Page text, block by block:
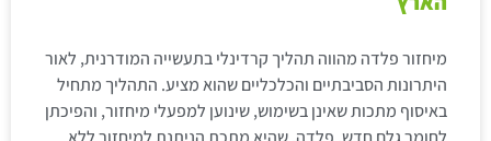
מיחזור פלדה מהווה תהליך קרדינלי בתעשייה המודרנית, לאור
היתרונות הסביבתיים והכלכליים שהוא מציע. התהליך מתחיל
באיסוף מתכות שאינן בשימוש, שינוען למפעלי מיחזור, והפיכתן